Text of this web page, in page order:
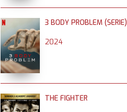
3 BODY PROBLEM (SERIE)
2024
THE FIGHTER